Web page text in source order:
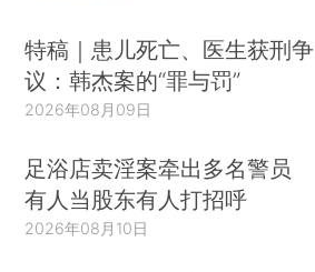
特稿｜患儿死亡、医生获刑争
议：韩杰案的“罪与罚”
2026年08月09日
足浴店卖淫案牵出多名警员
有人当股东有人打招呼
2026年08月10日